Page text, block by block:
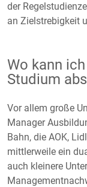
der
an Zielstrebigkeit
Wo kann
Studium
Vor allem große
Manager
Bahn, die AOK,
mittlerweile ein
auch kleinere